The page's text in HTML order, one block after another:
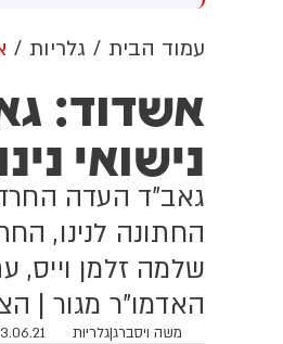
עמוד הבית גלריות
אשדוד:
נישואי נינו
גאב"ד העדה
החתונה לנינו,
שלמה זלמן וייס,
האדמו"ר מגור |
משה ויסברג|גלריות | 07:04